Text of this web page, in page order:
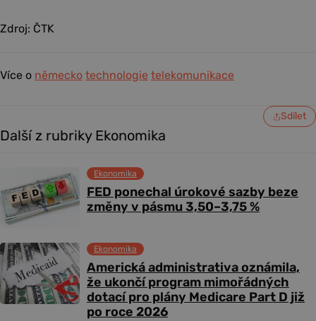
Zdroj: ČTK
Více o německo technologie telekomunikace
Sdílet
Další z rubriky Ekonomika
FED ponechal úrokové sazby beze
změny v pásmu 3,50–3,75 %
Ekonomika
Americká administrativa oznámila,
že ukončí program mimořádných
dotací pro plány Medicare Part D již
po roce 2026
Ekonomika